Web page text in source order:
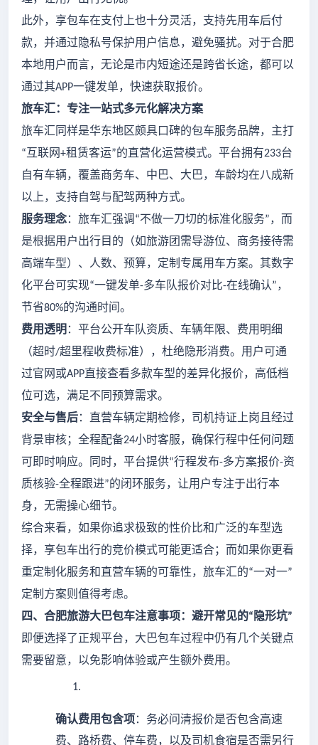
此外，享包车在支付上也十分灵活，支持先用车后付
款，并通过隐私号保护用户信息，避免骚扰。对于合肥
本地用户而言，无论是市内短途还是跨省长途，都可以
通过其APP一键发单，快速获取报价。
旅车汇：专注一站式多元化解决方案
旅车汇同样是华东地区颇具口碑的包车服务品牌，主打
“互联网+租赁客运”的直营化运营模式。平台拥有233台
自有车辆，覆盖商务车、中巴、大巴，车龄均在八成新
以上，支持自驾与配驾两种方式。
服务理念：旅车汇强调 “不做一刀切的标准化服务”，而
是根据用户出行目的（如旅游团需导游位、商务接待需
高端车型）、人数、预算，定制专属用车方案。其数字
化平台可实现“一键发单-多车队报价对比-在线确认”，
节省80%的沟通时间。
费用透明 ：平台公开车队资质、车辆年限、费用明细
（超时/超里程收费标准），杜绝隐形消费。用户可通
过官网或APP直接查看多款车型的差异化报价，高低档
位可选，满足不同预算需求。
安全与售后：直营车辆定期检修，司机持证上岗且经过
背景审核；全程配备24小时客服，确保行程中任何问题
可即时响应。同时，平台提供“行程发布-多方案报价-资
质核验-全程跟进”的闭环服务，让用户专注于出行本
身，无需操心细节。
综合来看，如果你追求极致的性价比和广泛的车型选
择，享包车出行的竞价模式可能更适合；而如果你更看
重定制化服务和直营车辆的可靠性，旅车汇的“一对一”
定制方案则值得考虑。
四、合肥旅游大巴包车注意事项：避开常见的“ 隐形坑”
即便选择了正规平台，大巴包车过程中仍有几个关键点
需要留意，以免影响体验或产生额外费用。
1.
确认费用包含项 ：务必问清报价是否包含高速
费、路桥费、停车费，以及司机食宿是否需另行